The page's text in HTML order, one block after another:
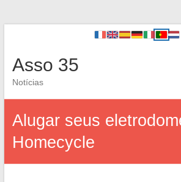
Asso 35
Notícias
Alugar seus
Homecycle